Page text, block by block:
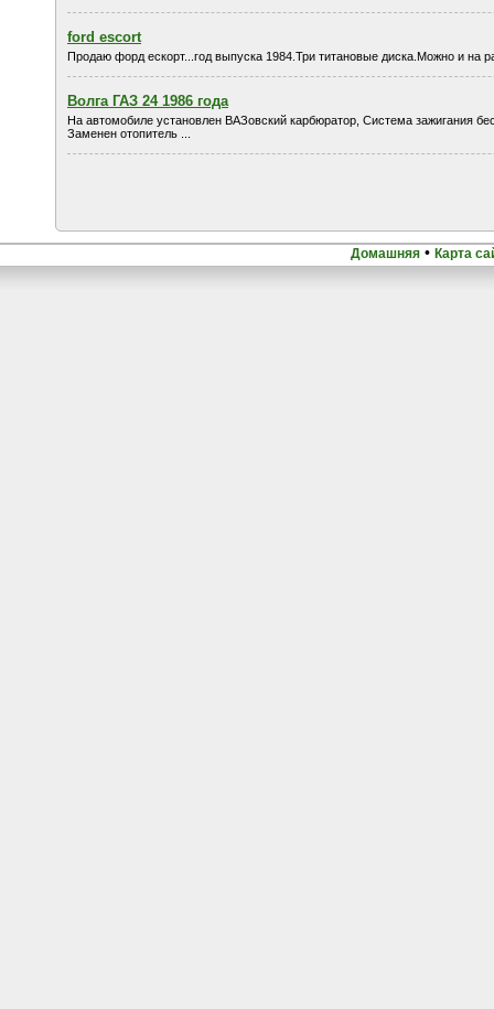
ford escort
Продаю форд ескорт...год выпуска 1984.Три титановые диска.Можно и на
Волга ГАЗ 24 1986 года
На автомобиле установлен ВАЗовский карбюратор, Система зажигания
Заменен отопитель ...
Домашняя • Карта